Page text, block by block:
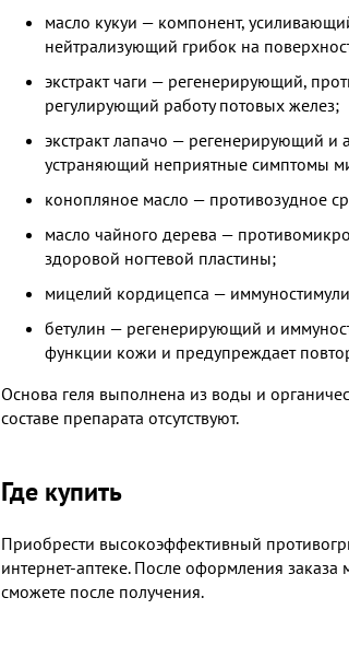
масло кукуи — компонент,
нейтрализующий грибок на
экстракт чаги — регенерирующий,
регулирующий работу потовых желез;
экстракт лапачо — регенерирующий
устраняющий неприятные симптомы
конопляное масло — противозудное
масло чайного дерева —
здоровой ногтевой пластины;
мицелий кордицепса —
бетулин — регенерирующий и
функции кожи и предупреждает
Основа геля выполнена из воды и
составе препарата отсутствуют.
Где купить
Приобрести высокоэффективный
интернет-аптеке. После оформления заказа
сможете после получения.